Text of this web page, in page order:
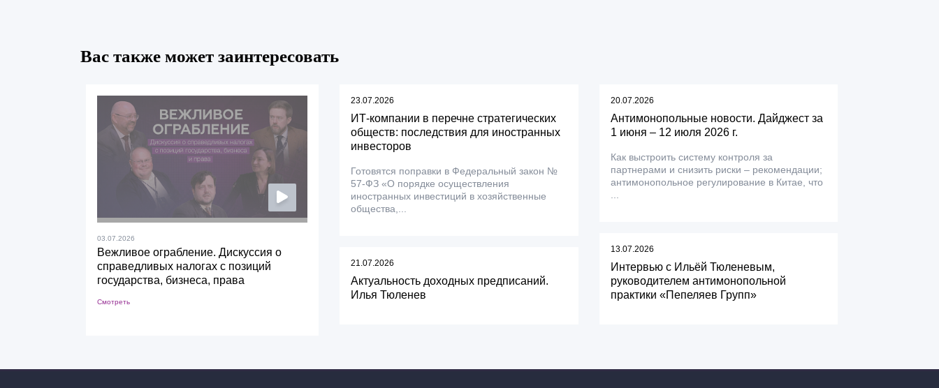
Вас также может заинтересовать
03.07.2026
Вежливое ограбление. Дискуссия о
справедливых налогах с позиций
государства, бизнеса, права
Смотреть
23.07.2026
ИТ-компании в перечне стратегических
обществ: последствия для иностранных
инвесторов
Готовятся поправки в Федеральный закон №
57-ФЗ «О порядке осуществления
иностранных инвестиций в хозяйственные
общества,...
21.07.2026
Актуальность доходных предписаний.
Илья Тюленев
20.07.2026
Антимонопольные новости. Дайджест за
1 июня – 12 июля 2026 г.
Как выстроить систему контроля за
партнерами и снизить риски – рекомендации;
антимонопольное регулирование в Китае, что
13.07.2026
Интервью с Ильёй Тюленевым,
руководителем антимонопольной
практики «Пепеляев Групп»